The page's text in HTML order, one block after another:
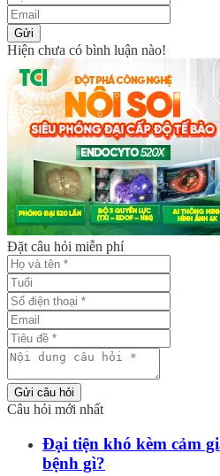
Gửi
Hiện chưa có bình luận nào!
Đặt câu hỏi miễn phí
Gửi câu hỏi
Câu hỏi mới nhất
Đại tiện khó kèm cảm
bệnh gì?